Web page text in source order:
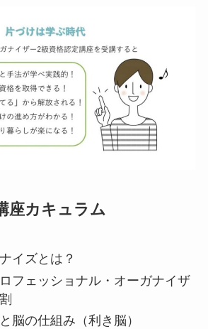
座カキュラム
イズとは？
フェッショナル・オーガナイザ
脳の仕組み（利き脳）